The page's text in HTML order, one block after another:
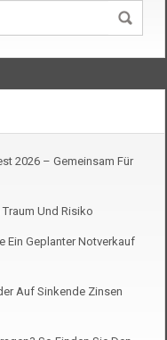
2026 – Gemeinsam Für
Und Risiko
Ein Geplanter Notverkauf
Auf Sinkende Zinsen